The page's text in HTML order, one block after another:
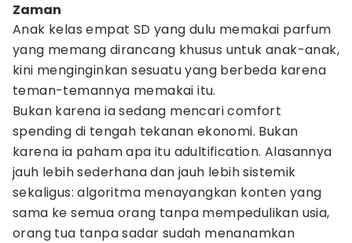
Zaman
Anak kelas empat SD yang dulu memakai parfum
yang memang dirancang khusus untuk anak-anak,
kini menginginkan sesuatu yang berbeda karena
teman-temannya memakai itu.
Bukan karena ia sedang mencari comfort
spending di tengah tekanan ekonomi. Bukan
karena ia paham apa itu adultification. Alasannya
jauh lebih sederhana dan jauh lebih sistemik
sekaligus: algoritma menayangkan konten yang
sama ke semua orang tanpa mempedulikan usia,
orang tua tanpa sadar sudah menanamkan